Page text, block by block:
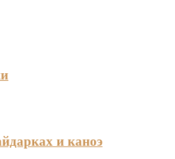
и каноэ